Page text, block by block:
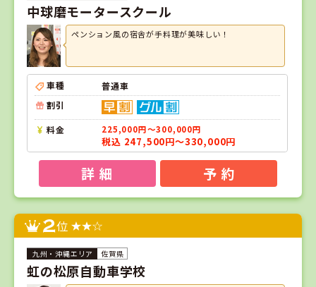
中球磨モータースクール
ペンション風の宿舎が手料理が美味しい！
車種
普通車
割引
料金 225,000円～300,000円
税込 247,500円～330,000円
詳 細 予 約
2位
佐賀県
虹の松原自動車学校